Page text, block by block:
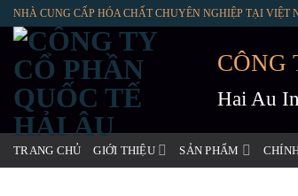
Skip
content
NHÀ CUNG CẤP HÓA CHẤT CHUYÊN NGHIỆP TẠI VIỆT
CÔNG
Hai Au
TRANG CHỦ GIỚI THIỆU SẢN PHẨM